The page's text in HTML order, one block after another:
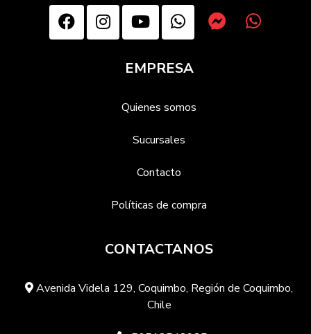
EMPRESA
Quienes somos
Sucursales
Contacto
Políticas de compra
CONTACTANOS
Avenida Videla 129, Coquimbo, Región de Coquimbo,
Chile